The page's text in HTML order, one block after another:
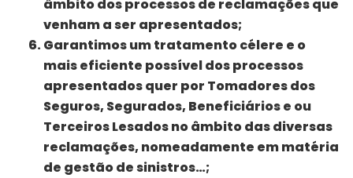
âmbito dos processos de reclamações que
venham a ser apresentados;
Garantimos um tratamento célere e o
mais eficiente possível dos processos
apresentados quer por Tomadores dos
Seguros, Segurados, Beneficiários e ou
Terceiros Lesados no âmbito das diversas
reclamações, nomeadamente em matéria
de gestão de sinistros…;